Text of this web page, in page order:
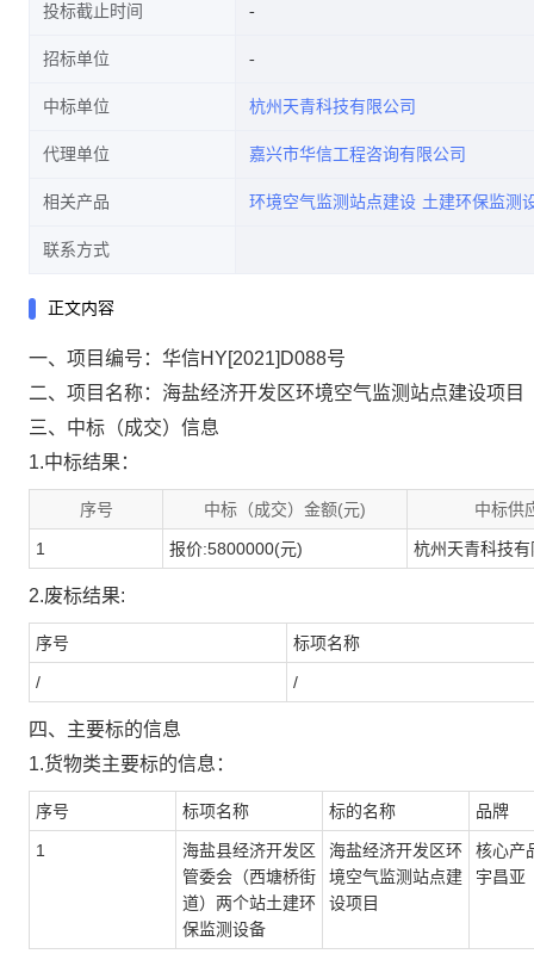
投标截止时间
招标单位
中标单位 杭州天青科技有限公司
代理单位 嘉兴市华信工程咨询有限公司
相关产品 环境空气监测站点建设 土建环保监测
联系方式
正文内容
一、项目编号：华信HY[2021]D088号
二、项目名称：海盐经济开发区环境空气监测站点建设项目
三、中标（成交）信息
1.中标结果：
序号 中标（成交）金额(元) 中标供
1 报价:5800000(元) 杭州天青科技
2.废标结果:
序号 标项名称
/ /
四、主要标的信息
1.货物类主要标的信息：
序号 标项名称 标的名称 品牌
1
海盐县经济开发区
管委会（西塘桥街
道）两个站土建环
保监测设备
海盐经济开发区环
境空气监测站点建
设项目
核心产
宇昌亚